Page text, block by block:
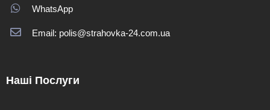
WhatsApp
Email: polis@strahovka-24.com.ua
Наші Послуги